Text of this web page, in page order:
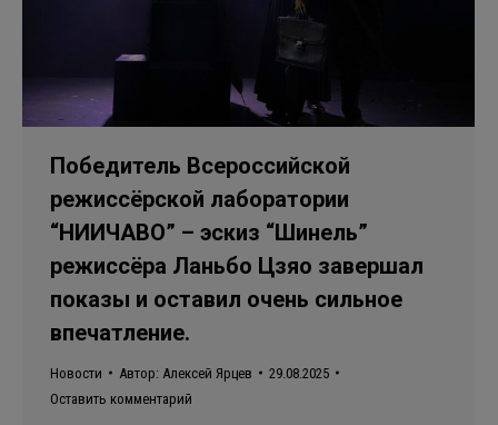
Победитель Всероссийской
режиссёрской лаборатории
“НИИЧАВО” – эскиз “Шинель”
режиссёра Ланьбо Цзяо завершал
показы и оставил очень сильное
впечатление.
Новости Автор: Алексей Ярцев
29.08.2025
Оставить комментарий